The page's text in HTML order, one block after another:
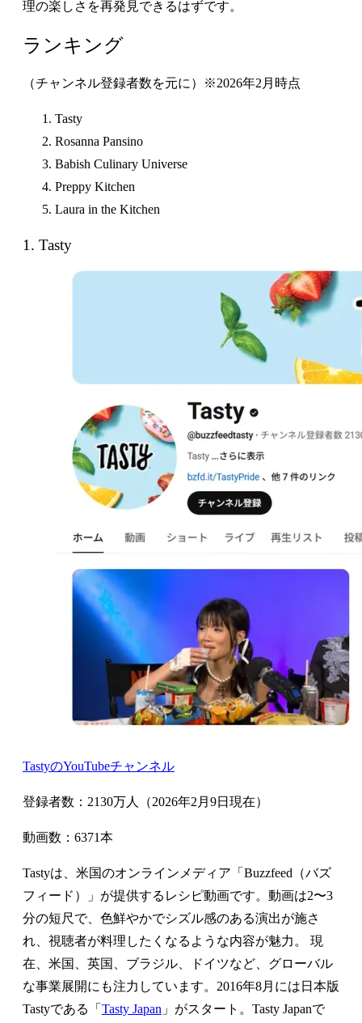
理の楽しさを再発見できるはずです。
ランキング
（チャンネル登録者数を元に）※2026年2月時点
Tasty
Rosanna Pansino
Babish Culinary Universe
Preppy Kitchen
Laura in the Kitchen
1. Tasty
TastyのYouTubeチャンネル
登録者数：2130万人（2026年2月9日現在）
動画数：6371本
Tastyは、米国のオンラインメディア「Buzzfeed（バズ
フィード）」が提供するレシピ動画です。動画は2〜3
分の短尺で、色鮮やかでシズル感のある演出が施さ
れ、視聴者が料理したくなるような内容が魅力。 現
在、米国、英国、ブラジル、ドイツなど、グローバル
な事業展開にも注力しています。2016年8月には日本版
Tastyである「 Tasty Japan 」がスタート。Tasty Japanで